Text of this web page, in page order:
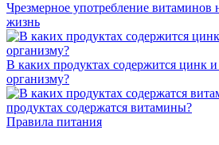
Чрезмерное употребление витаминов
жизнь
В каких продуктах содержится цинк
организму?
продуктах содержатся витамины?
Правила питания